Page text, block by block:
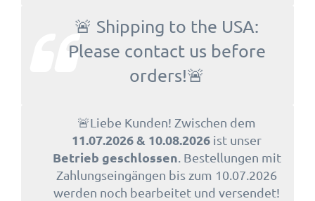
🚨 Shipping to the USA:
Please contact us before
orders!🚨
🚨Liebe Kunden! Zwischen dem
11.07.2026 & 10.08.2026 ist unser
Betrieb geschlossen . Bestellungen mit
Zahlungseingängen bis zum 10.07.2026
werden noch bearbeitet und versendet!